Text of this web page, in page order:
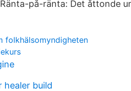
på-ränta: Det åttonde
folkhälsomyndigheten
healer build